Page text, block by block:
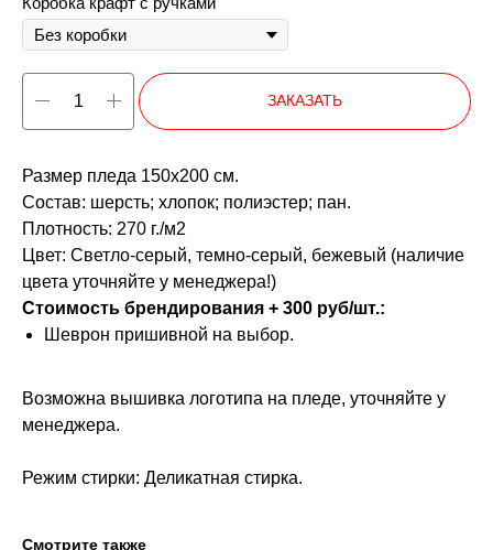
ЗАКАЗАТЬ
Размер пледа 150х200 см.
Состав: шерсть; хлопок; полиэстер; пан.
Плотность: 270 г./м2
Цвет: Светло-серый, темно-серый, бежевый (наличие
цвета уточняйте у менеджера!)
Стоимость брендирования + 300 руб/шт.:
Шеврон пришивной на выбор.
Возможна вышивка логотипа на пледе, уточняйте у
менеджера.
Режим стирки: Деликатная стирка.
Смотрите также